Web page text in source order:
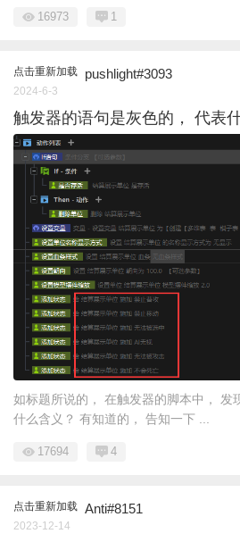
16973 1
点击重新加载 pushlight#3093
2024-6-3
触发器的语句是灰色的， 代表
如标题所说的， 在触发器的脚本中， 发
什么含义？ 有知道的， 告知一下 ...
17694 4
点击重新加载 Anti#8151
2023-12-14